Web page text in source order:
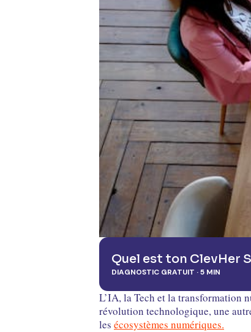
Quel est ton ClevHer
DIAGNOSTIC GRATUIT · 5 MIN
L’IA, la Tech et la transformation
révolution technologique, une
les écosystèmes numériques.